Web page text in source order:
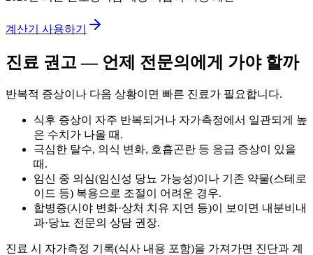
계산기 사용하기
진료 권고 — 언제 전문의에게 가야 할까
반복적 증상이나 다음 상황이면 빠른 진료가 필요합니다.
식후 증상이 자주 반복되거나 자가측정에서 일관되게 높
은 수치가 나올 때.
극심한 탈수, 의식 변화, 호흡곤란 등 응급 증상이 있을
때.
임신 중 의심(임신성 당뇨 가능성)이나 기존 약물(스테로
이드 등) 복용으로 조절이 어려운 경우.
합병증(시야 변화·상처 치유 지연 등)이 보이면 내분비내
과·당뇨 전문의 상담 권장.
진료 시 자가측정 기록(식사 내용 포함)을 가져가면 진단과 계